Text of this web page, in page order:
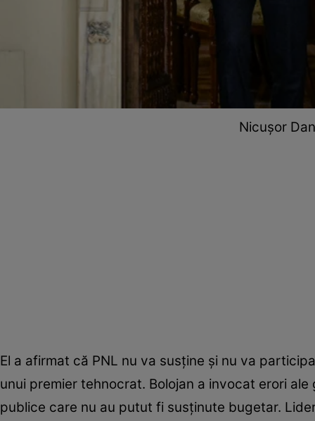
Nicușor
El a afirmat că PNL nu va susține și nu va
unui premier tehnocrat. Bolojan a invocat erori
publice care nu au putut fi susținute bugetar.